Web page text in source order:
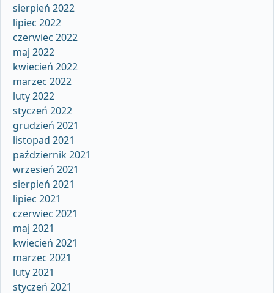
sierpień 2022
lipiec 2022
czerwiec 2022
maj 2022
kwiecień 2022
marzec 2022
luty 2022
styczeń 2022
grudzień 2021
listopad 2021
październik 2021
wrzesień 2021
sierpień 2021
lipiec 2021
czerwiec 2021
maj 2021
kwiecień 2021
marzec 2021
luty 2021
styczeń 2021